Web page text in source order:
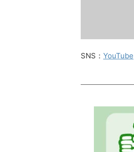
SNS： YouTube